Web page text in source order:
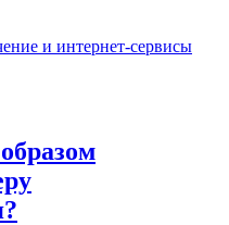
и интернет-сервисы